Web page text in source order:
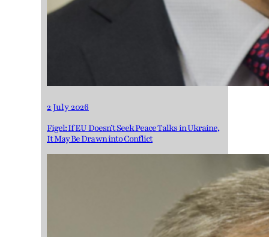
2 July 2026
Figel: If EU Doesn’t Seek Peace Talks in Ukraine,
It May Be Drawn into Conflict